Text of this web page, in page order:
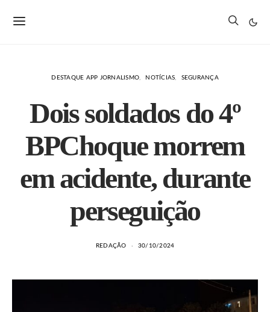
DESTAQUE APP JORNALISMO NOTÍCIAS SEGURANÇA
Dois soldados do 4º
BPChoque morrem
em acidente, durante
perseguição
REDAÇÃO 30/10/2024